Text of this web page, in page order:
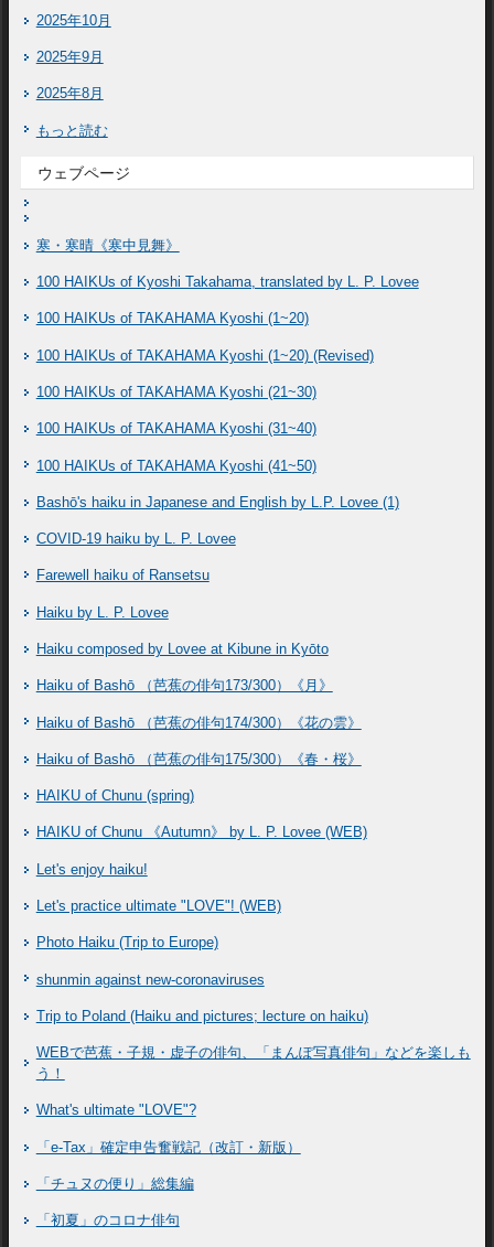
2025年10月
2025年9月
2025年8月
もっと読む
ウェブページ
寒・寒晴《寒中見舞》
100 HAIKUs of Kyoshi Takahama, translated by L. P. Lovee
100 HAIKUs of TAKAHAMA Kyoshi (1~20)
100 HAIKUs of TAKAHAMA Kyoshi (1~20) (Revised)
100 HAIKUs of TAKAHAMA Kyoshi (21~30)
100 HAIKUs of TAKAHAMA Kyoshi (31~40)
100 HAIKUs of TAKAHAMA Kyoshi (41~50)
Bashō's haiku in Japanese and English by L.P. Lovee (1)
COVID-19 haiku by L. P. Lovee
Farewell haiku of Ransetsu
Haiku by L. P. Lovee
Haiku composed by Lovee at Kibune in Kyōto
Haiku of Bashō （芭蕉の俳句173/300）《月》
Haiku of Bashō （芭蕉の俳句174/300）《花の雲》
Haiku of Bashō （芭蕉の俳句175/300）《春・桜》
HAIKU of Chunu (spring)
HAIKU of Chunu 《Autumn》 by L. P. Lovee (WEB)
Let's enjoy haiku!
Let's practice ultimate "LOVE"! (WEB)
Photo Haiku (Trip to Europe)
shunmin against new-coronaviruses
Trip to Poland (Haiku and pictures; lecture on haiku)
WEBで芭蕉・子規・虚子の俳句、「まんぽ写真俳句」などを楽しも
う！
What's ultimate "LOVE"?
「e-Tax」確定申告奮戦記（改訂・新版）
「チュヌの便り」総集編
「初夏」のコロナ俳句